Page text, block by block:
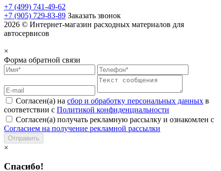
+7 (499) 741-49-62
+7 (905) 729-83-89 Заказать звонок
2026 © Интернет-магазин расходных материалов для
автосервисов
×
Форма обратной связи
Согласен(а) на сбор и обработку персональных данных в
соответствии с Политикой конфиденциальности
Согласен(а) получать рекламную рассылку и ознакомлен с
Согласием на получение рекламной рассылки
Отправить
×
Спасибо!